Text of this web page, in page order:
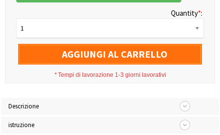
Quantity*:
1
AGGIUNGI AL CARRELLO
*Tempi di lavorazione 1-3 giorni lavorativi
Descrizione
istruzione